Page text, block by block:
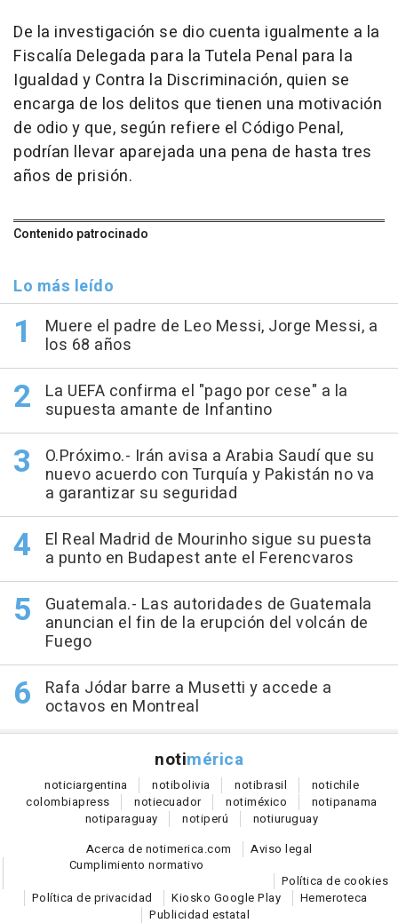
De la investigación se dio cuenta igualmente a la
Fiscalía Delegada para la Tutela Penal para la
Igualdad y Contra la Discriminación, quien se
encarga de los delitos que tienen una motivación
de odio y que, según refiere el Código Penal,
podrían llevar aparejada una pena de hasta tres
años de prisión.
Contenido patrocinado
Lo más leído
Muere el padre de Leo Messi, Jorge Messi, a
los 68 años
La UEFA confirma el "pago por cese" a la
supuesta amante de Infantino
O.Próximo.- Irán avisa a Arabia Saudí que su
nuevo acuerdo con Turquía y Pakistán no va
a garantizar su seguridad
El Real Madrid de Mourinho sigue su puesta
a punto en Budapest ante el Ferencvaros
Guatemala.- Las autoridades de Guatemala
anuncian el fin de la erupción del volcán de
Fuego
Rafa Jódar barre a Musetti y accede a
octavos en Montreal
notimérica
noticiargentina notibolivia notibrasil notichile
colombiapress notiecuador notiméxico notipanama
notiparaguay notiperú notiuruguay
Acerca de notimerica.com
Aviso legal
Cumplimiento normativo
Política de cookies
Política de privacidad
Kiosko Google Play
Hemeroteca
Publicidad estatal